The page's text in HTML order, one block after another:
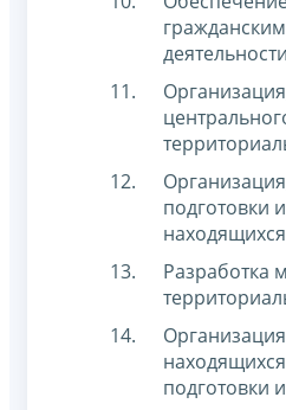
подготовки
Разработка
подготовки